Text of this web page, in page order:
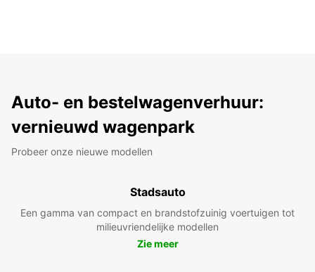
Auto- en bestelwagenverhuur:
vernieuwd wagenpark
Probeer onze nieuwe modellen
Stadsauto
Een gamma van compact en brandstofzuinig voertuigen tot
milieuvriendelijke modellen
Zie meer